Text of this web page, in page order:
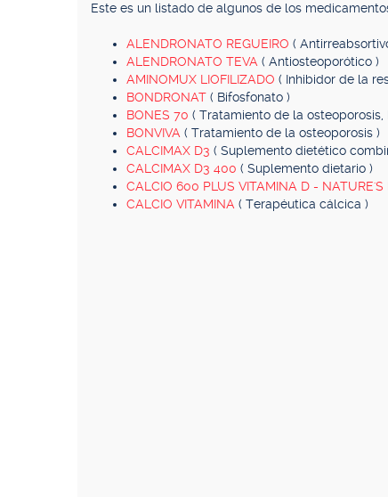
Este es un listado de algunos de los
ALENDRONATO REGUEIRO (
ALENDRONATO TEVA ( Antiosteoporótico )
AMINOMUX LIOFILIZADO ( Inhibidor de la
BONDRONAT ( Bifosfonato )
BONES 70 ( Tratamiento de la
BONVIVA ( Tratamiento de la osteoporosis )
CALCIMAX D3 ( Suplemento dietético
CALCIMAX D3 400 ( Suplemento dietario )
CALCIO 600 PLUS VITAMINA D - NATURE'S
CALCIO VITAMINA ( Terapéutica cálcica )